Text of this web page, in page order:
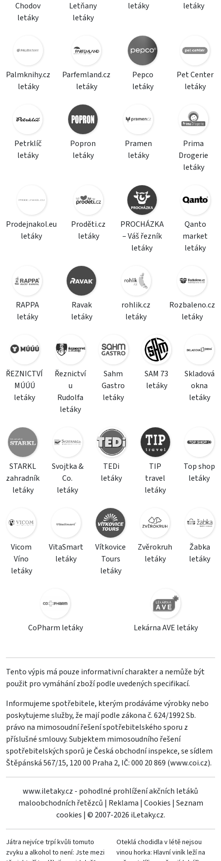
Chodov
letáky
Letňany
letáky
letáky
letáky
Palmknihy.cz
letáky
Parfemland.cz
letáky
Pepco
letáky
Pet Center
letáky
Petrklíč
letáky
Popron
letáky
Pramen
letáky
Prima
Drogerie
letáky
Prodejnakol.eu
letáky
Proděti.cz
letáky
PROCHÁZKA
– Váš řezník
letáky
Qanto
market
letáky
RAPPA
letáky
Ravak
letáky
rohlik.cz
letáky
Rozbaleno.cz
letáky
ŘEZNICTVÍ
MÚÚÚ
letáky
Řeznictví
u
Rudolfa
letáky
Sahm
Gastro
letáky
SAM 73
letáky
Skladová
okna
letáky
STARKL
zahradník
letáky
Svojtka &
Co.
letáky
TEDi
letáky
TIP
travel
letáky
Top shop
letáky
Vicom
Víno
letáky
VitaSmart
letáky
Vítkovice
Tours
letáky
Zvěrokruh
letáky
Žabka
letáky
CoPharm letáky Lekárna AVE letáky
Tento výpis má pouze informativní charakter a nemůže být
použit pro vymáhání zboží podle uvedených specifikací.
Informujeme spotřebitele, kterým prodáváme výrobky nebo
poskytujeme služby, že mají podle zákona č. 624/1992 Sb.
právo na mimosoudní řešení spotřebitelského sporu z
příslušné smlouvy. Subjektem mimosoudního řešení
spotřebitelských sporů je Česká obchodní inspekce, se sídlem
Štěpánská 567/15, 120 00 Praha 2, IČ: 000 20 869 (www.coi.cz).
www.iletaky.cz - pohodlné prohlížení akčních letáků
maloobchodních řetězců | Reklama | Cookies | Seznam
cookies | © 2007-2026 iLetaky.cz.
Játra nejvíce trpí kvůli tomuto
zvyku a alkohol to není: Jste mezi
Oteklá chodidla v létě nejsou
vinou horka: Hlavní viník leží na